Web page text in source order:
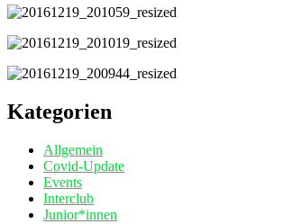
Kategorien
Allgemein
Covid-Update
Events
Interclub
Junior*innen